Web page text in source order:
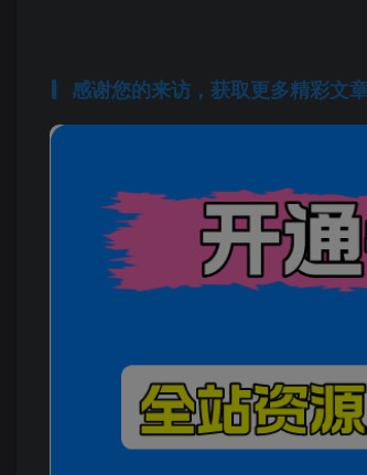
感谢您的来访，获取更多精彩文